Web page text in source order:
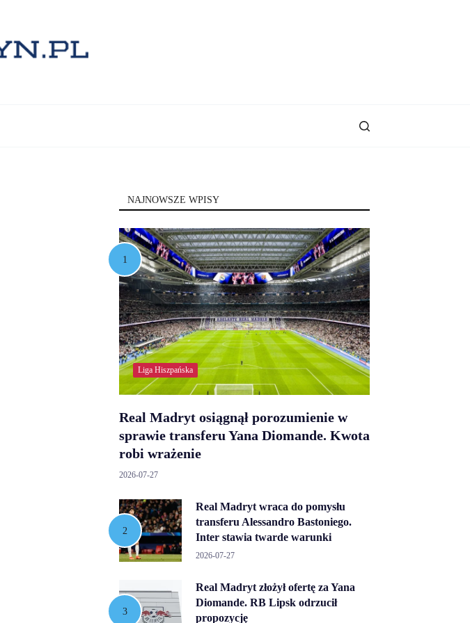
NAJNOWSZE WPISY
Liga Hiszpańska
Real Madryt osiągnął porozumienie w
sprawie transferu Yana Diomande. Kwota
robi wrażenie
2026-07-27
Real Madryt wraca do pomysłu
transferu Alessandro Bastoniego.
Inter stawia twarde warunki
2026-07-27
Real Madryt złożył ofertę za Yana
Diomande. RB Lipsk odrzucił
propozycję